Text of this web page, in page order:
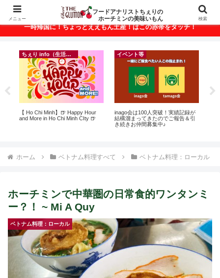
ベトナム・ホーチミンの美味いもんが満載！
一時帰国に！ちょっとええもん土産！はこの赤帯をタッチ！
ちぇり info（生活情報）
【 Ho Chi Minh】🍺 Happy Hour
and More in Ho Chi Minh CIty 🍺
イベント等
inago会は100人突破！実績記録が
結構溜まってきたのでご報告＆引
き続きお仲間募集中♪
ホーム ベトナム料理すべて ベトナム料理：ローカル
ホーチミンで中華圏の日常食的ワンタンミ
ー？！ ~ Mi A Quy
ベトナム料理：ローカル
メニュー
フードアナリストちぇりの
ホーチミンの美味いもん
検索